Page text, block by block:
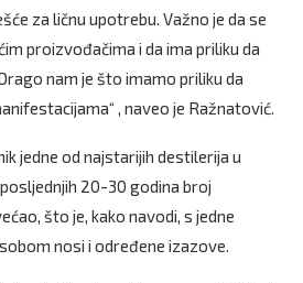
za ličnu upotrebu. Važno je da se
proizvođačima i da ima priliku da
nam je što imamo priliku da
, naveo je Ražnatović.
jedne od najstarijih destilerija u
20-30 godina broj
što je, kako navodi, s jedne
nosi i određene izazove.